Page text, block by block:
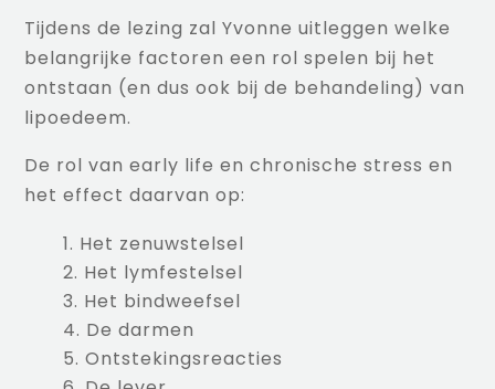
Tijdens de lezing zal Yvonne uitleggen welke
belangrijke factoren een rol spelen bij het
ontstaan (en dus ook bij de behandeling) van
lipoedeem.
De rol van early life en chronische stress en
het effect daarvan op:
Het zenuwstelsel
Het lymfestelsel
Het bindweefsel
De darmen
Ontstekingsreacties